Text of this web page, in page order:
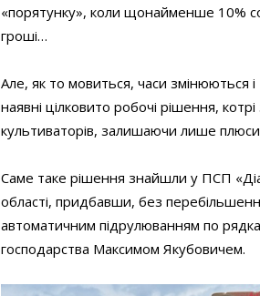
«порятунку», коли щонайменше 10%
гроші…
Але, як то мовиться, часи змінюються і
наявні цілковито робочі рішення,
культиваторів, залишаючи лише
Саме таке рішення знайшли у ПСП
області, придбавши, без
автоматичним підрулюванням по
господарства Максимом Якубовичем.